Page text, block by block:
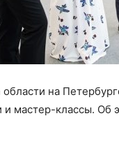
области на
и мастер-классы.